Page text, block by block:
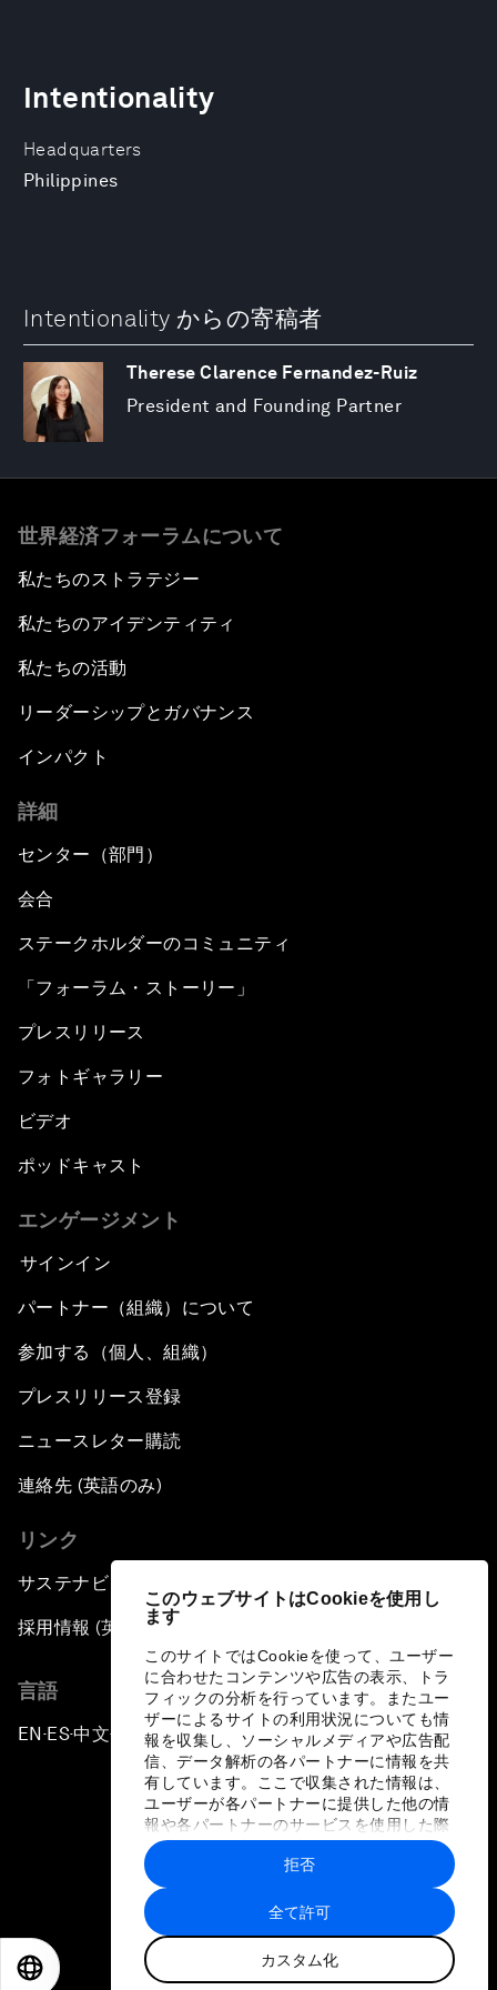
このウェブサイトはCookieを使用し
ます
このサイトではCookieを使って、ユーザー
に合わせたコンテンツや広告の表示、トラ
フィックの分析を行っています。またユー
ザーによるサイトの利用状況についても情
報を収集し、ソーシャルメディアや広告配
信、データ解析の各パートナーに情報を共
有しています。ここで収集された情報は、
ユーザーが各パートナーに提供した他の情
報や各パートナーのサービスを使用した際
に収集された情報と組み合わされ、各パー
トナーによって使用されることがありま
す。
全て許可
カスタム化
拒否
Headquarters
Philippines
Intentionality
Intentionality からの寄稿者
Therese Clarence Fernandez-Ruiz
President and Founding Partner
世界経済フォーラムについて
私たちのストラテジー
私たちのアイデンティティ
私たちの活動
リーダーシップとガバナンス
インパクト
詳細
センター（部門）
会合
ステークホルダーのコミュニティ
「フォーラム・ストーリー」
プレスリリース
フォトギャラリー
ビデオ
ポッドキャスト
エンゲージメント
サインイン
パートナー（組織）について
参加する（個人、組織）
プレスリリース登録
ニュースレター購読
連絡先 (英語のみ)
リンク
サステナビリティへの取り組み
採用情報 (英語のみ)
言語
EN ▪ ES▪中文▪ 日本語
プライバシーポリシーと利用規約
サイトマップ
©
世界経済フォーラム